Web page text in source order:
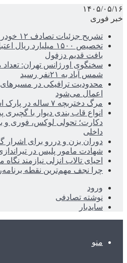
۱۴۰۵/۰۵/۱۶
خبر فوری
تشریح جزئیات تصادف ۱۲ خودرو با ۱۹ مصدوم
تخصیص ۱۵۰۰ میلیارد
بافت قدیم دزفول
سخنگوی اورژانس تهران:
شمس آباد به ۲۱نفر رسید
محدودیت ترافیکی در مسیرهای
اعمال می‌شود
مرگ دختربچه ۷ ساله در پارک اسلامشهر
انواع قاب بندی دیوار با
دکارت؛ تحولی لوکس، فوری و
داخلی
دوران بزن و دررو برای
شهادت مامور پلیس در
احیای تالاب انزلی نیازمند نگاه
چرا نجف مهم‌ترین نقطه
ورود
نوشته تصادفی
سایدبار
منو